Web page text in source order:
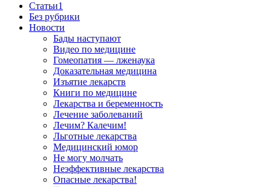
Cтатьи1
Без рубрики
Новости
Бады наступают
Видео по медицине
Гомеопатия — лженаука
Доказательная медицина
Изъятие лекарств
Книги по медицине
Лекарства и беременность
Лечение заболеваний
Лечим? Калечим!
Льготные лекарства
Медицинский юмор
Не могу молчать
Неэффективные лекарства
Опасные лекарства!